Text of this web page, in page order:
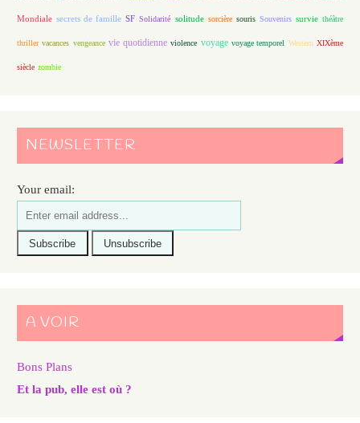
Mondiale secrets de famille SF Solidarité solitude sorcière souris Souvenirs survie théâtre
thriller vacances vengeance vie quotidienne violence voyage voyage temporel Western XIXème
siècle zombie
NEWSLETTER
Your email:
A VOIR
Bons Plans
Et la pub, elle est où ?